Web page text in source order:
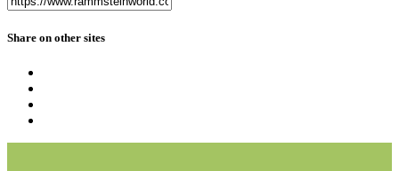
Share on other sites